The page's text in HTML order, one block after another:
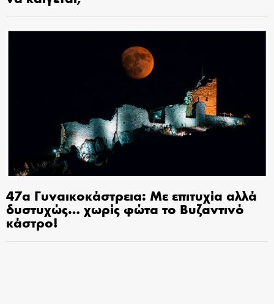
47α Γυναικοκάστρεια: Με επιτυχία αλλά
δυστυχώς… χωρίς φώτα το Βυζαντινό
κάστρο!